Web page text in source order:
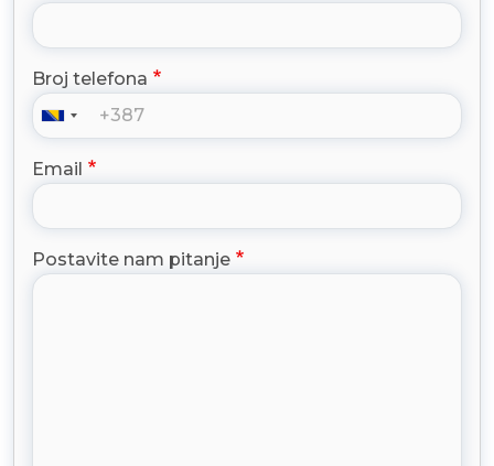
Broj telefona
Email
Postavite nam pitanje